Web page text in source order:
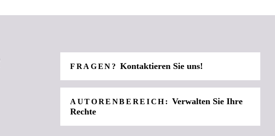
FRAGEN?Kontaktieren Sie uns!
AUTORENBEREICH:Verwalten Sie Ihre
Rechte